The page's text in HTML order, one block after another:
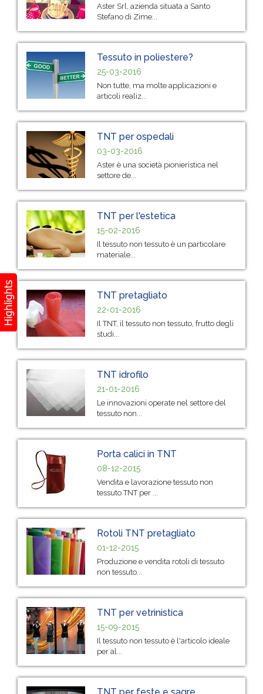
Aster Srl, azienda situata a Santo
Stefano di Zime...
Tessuto in poliestere?
25-03-2016
Non tutte, ma molte applicazioni e
articoli realiz...
TNT per ospedali
03-03-2016
Aster è una società pionieristica nel
settore de...
TNT per l'estetica
15-02-2016
Il tessuto non tessuto è un particolare
materiale...
TNT pretagliato
22-01-2016
Il TNT, il tessuto non tessuto, frutto degli
studi...
TNT idrofilo
21-01-2016
Le innovazioni operate nel settore del
tessuto non...
Porta calici in TNT
08-12-2015
Vendita e lavorazione tessuto non
tessuto TNT per ...
Rotoli TNT pretagliato
01-12-2015
Produzione e vendita rotoli di tessuto
non tessuto...
TNT per vetrinistica
15-09-2015
Il tessuto non tessuto è l'articolo ideale
per al...
TNT per feste e sagre